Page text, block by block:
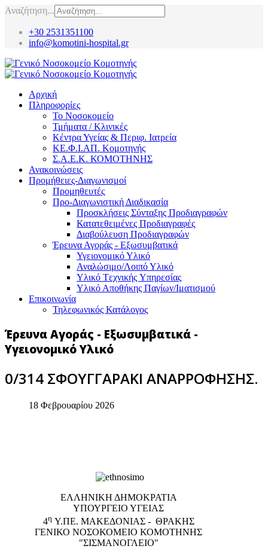
Αναζήτηση...
+30 2531351100
info@komotini-hospital.gr
Αρχική
Πληροφορίες
Το Νοσοκομείο
Τμήματα / Κλινικές
Κέντρα Υγείας & Περιφ. Ιατρεία
ΚΕ.Φ.Ι.ΑΠ. Κομοτηνής
Σ.Α.Ε.Κ. ΚΟΜΟΤΗΝΗΣ
Ανακοινώσεις
Προμήθειες-Διαγωνισμοί
Προμηθευτές
Προ-Διαγωνιστική Διαδικασία
Προσκλήσεις Σύνταξης Προδιαγραφών
Κατατεθειμένες Προδιαγραφές
Διαβούλευση Προδιαγραφών
Έρευνα Αγοράς - Εξωσυμβατικά
Υγειονομικό Υλικό
Αναλώσιμο/Λοιπό Υλικό
Υλικό Tεχνικής Yπηρεσίας
Υλικό Αποθήκης Παγίων/Ιματισμού
Επικοινωνία
Τηλεφωνικός Κατάλογος
Έρευνα Αγοράς - Εξωσυμβατικά -
Υγειονομικό Υλικό
0/314 ΣΦΟΥΓΓΑΡΑΚΙ ΑΝΑΡΡΟΦΗΣΗΣ.
18 Φεβρουαρίου 2026
EΛΛΗΝΙΚΗ ΔΗΜΟΚΡΑΤΙΑ
ΥΠΟΥΡΓΕΙΟ ΥΓΕΙΑΣ
4η Υ.ΠΕ. ΜΑΚΕΔΟΝΙΑΣ - ΘΡΑΚΗΣ
ΓΕΝΙΚΟ NΟΣΟΚΟΜΕΙΟ ΚΟΜΟΤΗΝΗΣ
"ΣΙΣΜΑΝΟΓΛΕΙΟ"